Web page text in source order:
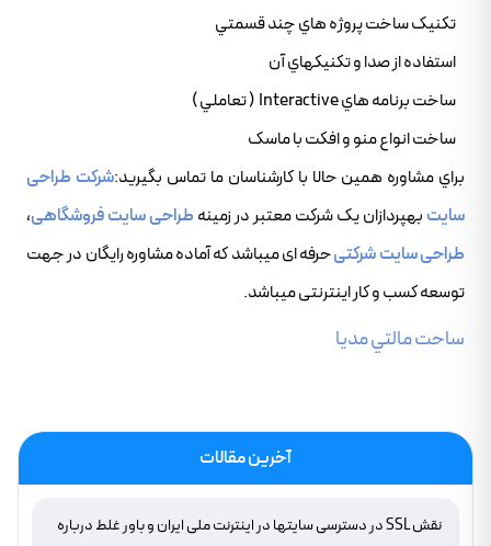
تکنيک ساخت پروژه هاي چند قسمتي
استفاده از صدا و تکنيکهاي آن
ساخت برنامه هاي Interactive ( تعاملي )
ساخت انواع منو و افکت با ماسک
براي مشاوره همين حالا با کارشناسان ما تماس بگيريد:شرکت طراحی
سایت بهپردازان یک شرکت معتبر در زمینه طراحی سایت فروشگاهی،
طراحی سایت شرکتیحرفه ای میباشد که آماده مشاوره رایگان در جهت
توسعه کسب و کار اینترنتی میباشد.
ساحت مالتي مديا
آخرین مقالات
نقش SSL در دسترسی سایتها در اینترنت ملی ایران و باور غلط درباره